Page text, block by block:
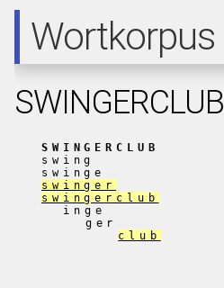
Wortkorpus
SWINGERCLUB
SWINGERCLUB
swing
swinge
swinger
swingerclub
inge
ger
club